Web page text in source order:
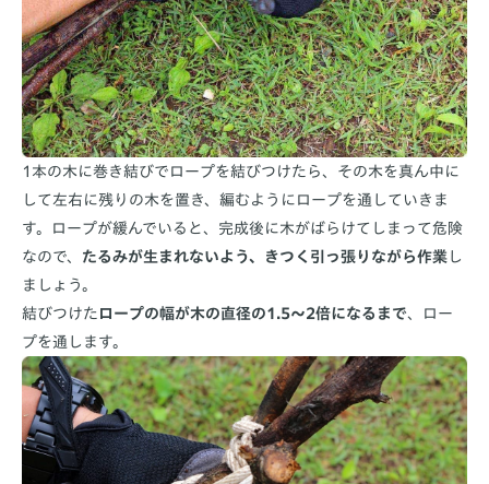
1本の木に巻き結びでロープを結びつけたら、その木を真ん中に
して左右に残りの木を置き、編むようにロープを通していきま
す。ロープが緩んでいると、完成後に木がばらけてしまって危険
なので、 たるみが生まれないよう、きつく引っ張りながら作業 し
ましょう。
結びつけた ロープの幅が木の直径の1.5〜2倍になるまで、ロー
プを通します。